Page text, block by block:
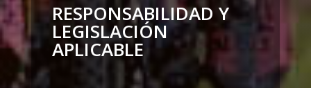
RESPONSABILIDAD Y
LEGISLACIÓN
APLICABLE